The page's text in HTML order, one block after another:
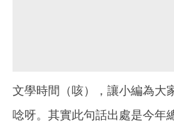
文學時間（咳），讓小編為大
唸呀。其實此句話出處是今年